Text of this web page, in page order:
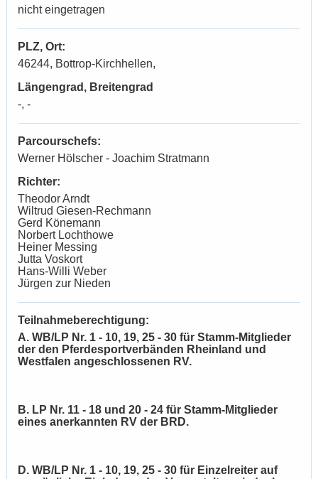
nicht eingetragen
PLZ, Ort:
46244, Bottrop-Kirchhellen,
Längengrad, Breitengrad
-, -
Parcourschefs:
Werner Hölscher - Joachim Stratmann
Richter:
Theodor Arndt
Wiltrud Giesen-Rechmann
Gerd Könemann
Norbert Lochthowe
Heiner Messing
Jutta Voskort
Hans-Willi Weber
Jürgen zur Nieden
Teilnahmeberechtigung:
A. WB/LP Nr. 1 - 10, 19, 25 - 30 für Stamm-Mitglieder
der den Pferdesportverbänden Rheinland und
Westfalen angeschlossenen RV.
B. LP Nr. 11 - 18 und 20 - 24 für Stamm-Mitglieder
eines anerkannten RV der BRD.
D. WB/LP Nr. 1 - 10, 19, 25 - 30 für Einzelreiter auf